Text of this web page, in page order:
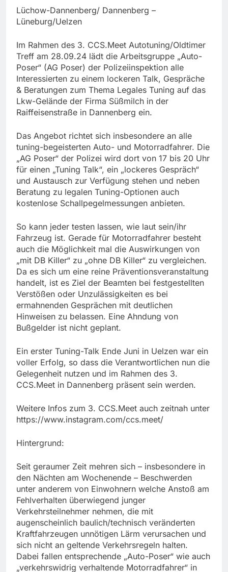
Lüchow-Dannenberg/ Dannenberg –
Lüneburg/Uelzen
Im Rahmen des 3. CCS.Meet Autotuning/Oldtimer
Treff am 28.09.24 lädt die Arbeitsgruppe „Auto-
Poser“ (AG Poser) der Polizeiinspektion alle
Interessierten zu einem lockeren Talk, Gespräche
& Beratungen zum Thema Legales Tuning auf das
Lkw-Gelände der Firma Süßmilch in der
Raiffeisenstraße in Dannenberg ein.
Das Angebot richtet sich insbesondere an alle
tuning-begeisterten Auto- und Motorradfahrer. Die
„AG Poser“ der Polizei wird dort von 17 bis 20 Uhr
für einen „Tuning Talk“, ein „lockeres Gespräch“
und Austausch zur Verfügung stehen und neben
Beratung zu legalen Tuning-Optionen auch
kostenlose Schallpegelmessungen anbieten.
So kann jeder testen lassen, wie laut sein/ihr
Fahrzeug ist. Gerade für Motorradfahrer besteht
auch die Möglichkeit mal die Auswirkungen von
„mit DB Killer“ zu „ohne DB Killer“ zu vergleichen.
Da es sich um eine reine Präventionsveranstaltung
handelt, ist es Ziel der Beamten bei festgestellten
Verstößen oder Unzulässigkeiten es bei
ermahnenden Gesprächen mit deutlichen
Hinweisen zu belassen. Eine Ahndung von
Bußgelder ist nicht geplant.
Ein erster Tuning-Talk Ende Juni in Uelzen war ein
voller Erfolg, so dass die Verantwortlichen nun die
Gelegenheit nutzen und im Rahmen des 3.
CCS.Meet in Dannenberg präsent sein werden.
Weitere Infos zum 3. CCS.Meet auch zeitnah unter
https://www.instagram.com/ccs.meet/
Hintergrund:
Seit geraumer Zeit mehren sich – insbesondere in
den Nächten am Wochenende – Beschwerden
unter anderem von Einwohnern welche Anstoß am
Fehlverhalten überwiegend junger
Verkehrsteilnehmer nehmen, die mit
augenscheinlich baulich/technisch veränderten
Kraftfahrzeugen unnötigen Lärm verursachen und
sich nicht an geltende Verkehrsregeln halten.
Dabei fallen entsprechende „Auto-Poser“ wie auch
„verkehrswidrig verhaltende Motorradfahrer“ in